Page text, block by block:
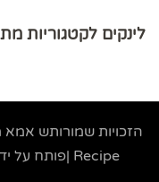
לינקים לקטגוריות
הזכויות שמורותש אמא
Recipe |פותח על ידי